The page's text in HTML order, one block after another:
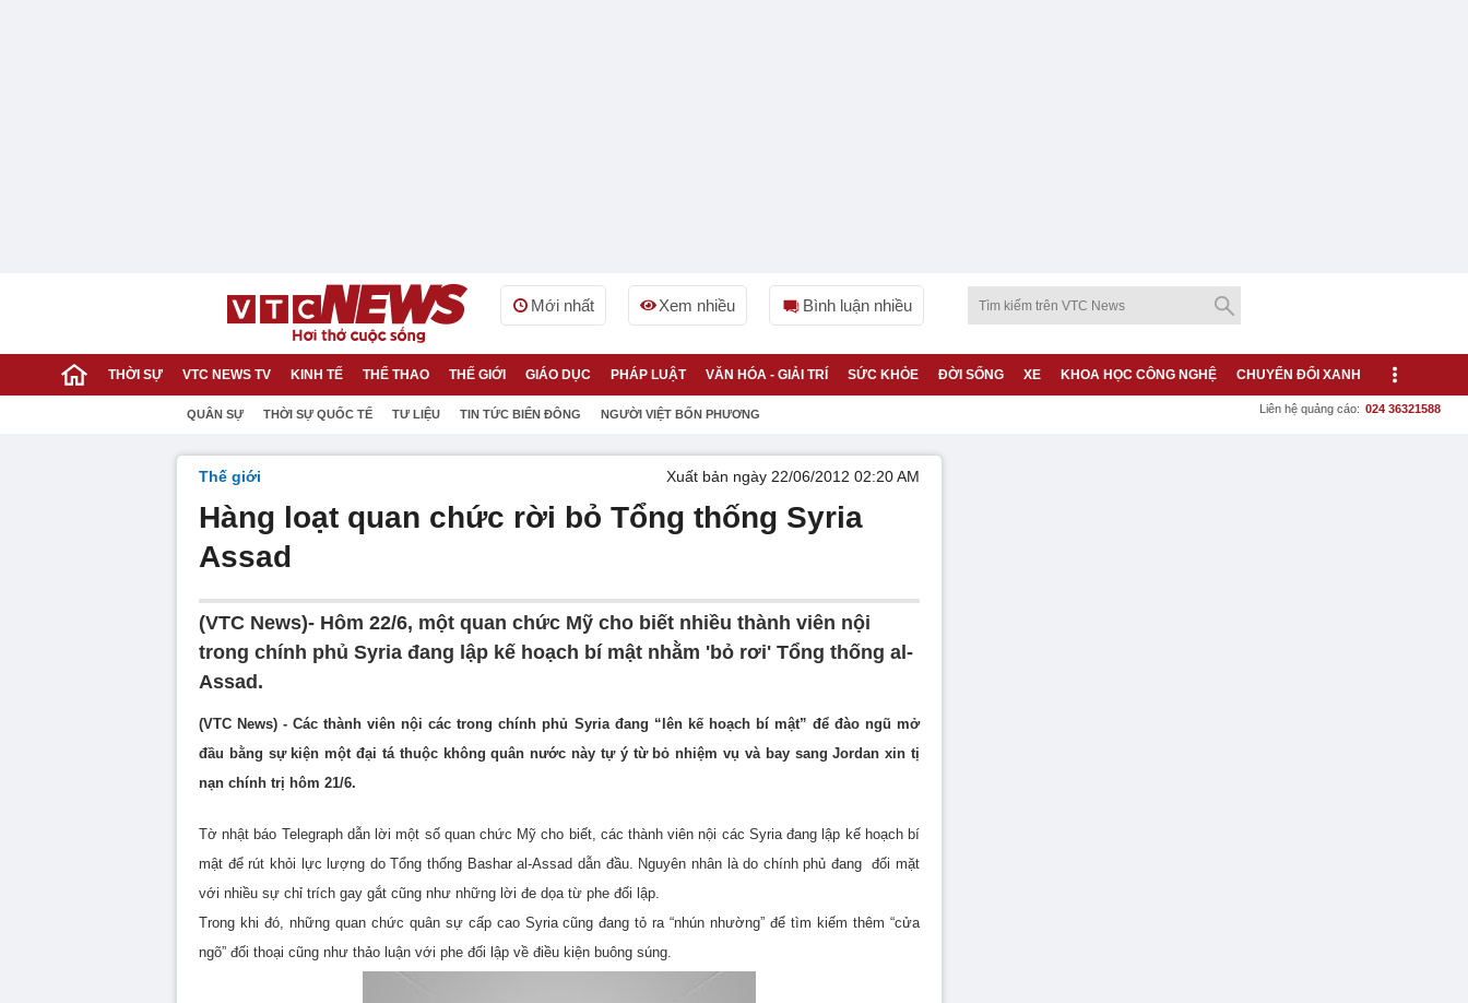
Mới nhất Xem nhiều Bình luận nhiều
THỜI SỰ VTC NEWS TV KINH TẾ THỂ THAO THẾ GIỚI GIÁO DỤC PHÁP LUẬT VĂN HÓA - GIẢI TRÍ SỨC KHỎE ĐỜI SỐNG XE KHOA HỌC CÔNG NGHỆ CHUYỂN ĐỔI XANH
QUÂN SỰ THỜI SỰ QUỐC TẾ TƯ LIỆU TIN TỨC BIỂN ĐÔNG NGƯỜI VIỆT BỐN PHƯƠNG Liên hệ quảng cáo: 024 36321588
Thế giới Xuất bản ngày 22/06/2012 02:20 AM
Hàng loạt quan chức rời bỏ Tổng thống Syria
Assad
(VTC News)- Hôm 22/6, một quan chức Mỹ cho biết nhiều thành viên nội
trong chính phủ Syria đang lập kế hoạch bí mật nhằm 'bỏ rơi' Tổng thống al-
Assad.
(VTC News) - Các thành viên nội các trong chính phủ Syria đang “lên kế hoạch bí mật” để đào ngũ mở
đầu bằng sự kiện một đại tá thuộc không quân nước này tự ý từ bỏ nhiệm vụ và bay sang Jordan xin tị
nạn chính trị hôm 21/6.
Tờ nhật báo Telegraph dẫn lời một số quan chức Mỹ cho biết, các thành viên nội các Syria đang lập kế hoạch bí
mật để rút khỏi lực lượng do Tổng thống Bashar al-Assad dẫn đầu. Nguyên nhân là do chính phủ đang đối mặt
với nhiều sự chỉ trích gay gắt cũng như những lời đe dọa từ phe đối lập.
Trong khi đó, những quan chức quân sự cấp cao Syria cũng đang tỏ ra “nhún nhường” để tìm kiếm thêm “cửa
ngõ” đối thoại cũng như thảo luận với phe đối lập về điều kiện buông súng.